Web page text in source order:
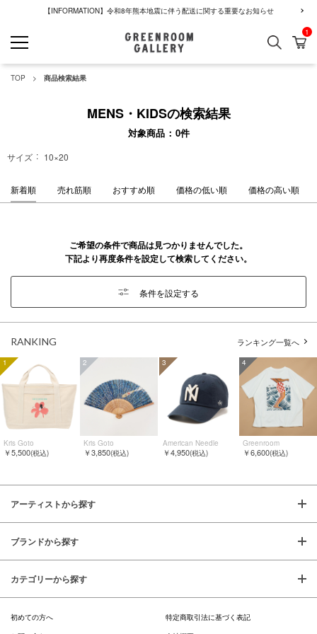
【INFORMATION】令和8年熊本地震に伴う配送に関する重要なお知らせ
検索 カ
1
TOP 商品検索結果
MENS・KIDSの検索結果
対象商品 0件
サイズ 10×20
新着順 売れ筋順 おすすめ順 価格の低い順 価格の高い順
ご希望の条件で商品は見つかりませんでした。
下記より再度条件を設定して検索してください。
条件を設定する
RANKING ランキング一覧へ
1
Kris Goto
￥5,500(税込)
2
Kris Goto
￥3,850(税込)
3
American Needle
￥4,950(税込)
4
Greenroom
￥6,600(税込)
アーティストから探す
ブランドから探す
カテゴリーから探す
初めての方へ
特定商取引法に基づく表記